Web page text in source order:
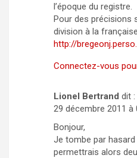
l’époque du registre.
Pour des précisions
division à la
http://
Connectez-vous
Lionel Bertrand dit :
29 décembre 2011 à
Bonjour,
Je tombe par
permettrais alors